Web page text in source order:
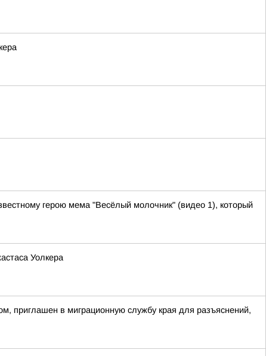
герою мема "Весёлый молочник" (видео 1), который
Уолкера
приглашен в миграционную службу края для разъяснений,